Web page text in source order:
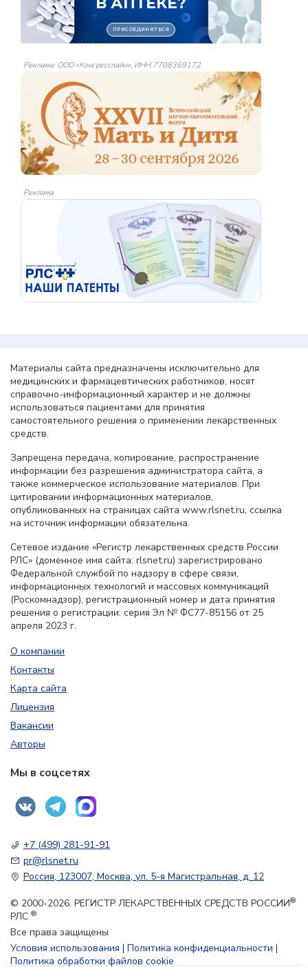
Реклама: ООО «Конгресслайн», ИНН 7708369172
Реклама
Материалы сайта предназначены исключительно для
медицинских и фармацевтических работников, носят
справочно-информационный характер и не должны
использоваться пациентами для принятия
самостоятельного решения о применении лекарственных
средств.
Запрещена передача, копирование, распространение
информации без разрешения администратора сайта, а
также коммерческое использование материалов. При
цитировании информационных материалов,
опубликованных на страницах сайта www.rlsnet.ru, ссылка
на источник информации обязательна.
Сетевое издание «Регистр лекарственных средств России
РЛС» (доменное имя сайта: rlsnet.ru) зарегистрировано
Федеральной службой по надзору в сфере связи,
информационных технологий и массовых коммуникаций
(Роскомнадзор), регистрационный номер и дата принятия
решения о регистрации: серия Эл № ФС77-85156 от 25
апреля 2023 г.
О компании
Контакты
Карта сайта
Лицензия
Вакансии
Авторы
Мы в соцсетях
+7 (499) 281-91-91
pr@rlsnet.ru
Россия, 123007, Москва, ул. 5-я Магистральная, д. 12
© 2000-2026. РЕГИСТР ЛЕКАРСТВЕННЫХ СРЕДСТВ РОССИИ®
РЛС ®
Все права защищены
Условия использования | Политика конфиденциальности |
Политика обработки файлов cookie